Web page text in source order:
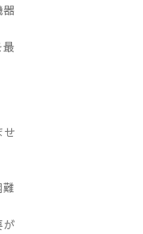
器
最
せ
が